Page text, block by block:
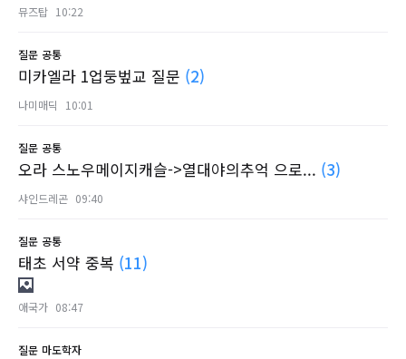
뮤즈탑 10:22
질문 공통
미카엘라 1업둥벞교 질문 (2)
나미매딕 10:01
질문 공통
오라 스노우메이지캐슬->열대야의추억 으로... (3)
샤인드레곤 09:40
질문 공통
태초 서약 중복 (11)
애국가 08:47
질문 마도학자